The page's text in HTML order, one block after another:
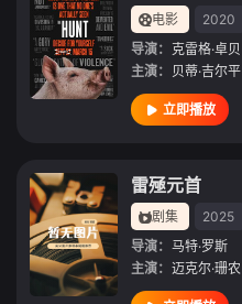
电影 2020
导演： 克雷格·卓贝
主演： 贝蒂·吉尔平
立即播放
雷殛元首
剧集 2025
导演： 马特·罗斯
主演： 迈克尔·珊农